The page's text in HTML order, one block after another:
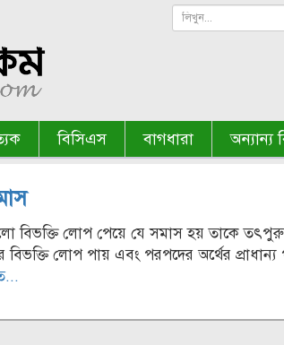
বিসিএস বাগধারা অন্যান্য
বিভক্তি লোপ পেয়ে যে সমাস হয় তাকে
লোপ পায় এবং পরপদের অর্থের প্রাধান্য